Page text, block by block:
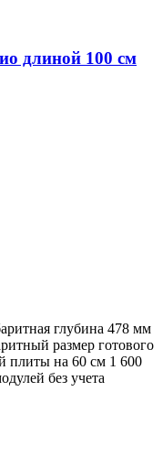
длиной 100 см
глубина 478 мм
размер готового
плиты на 60 см 1 600
без учета